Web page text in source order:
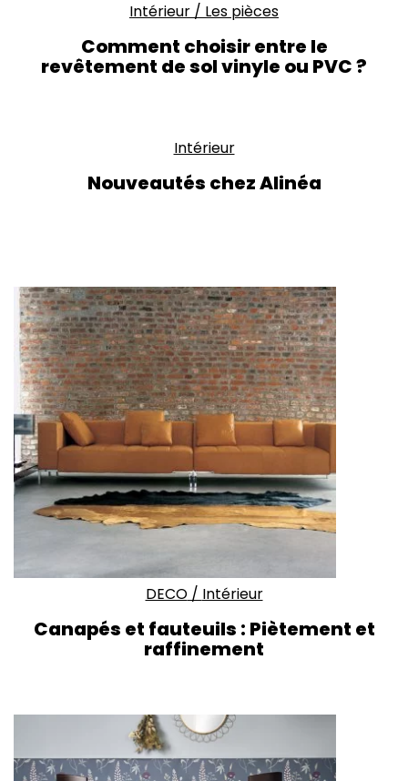
Intérieur / Les pièces
Comment choisir entre le
revêtement de sol vinyle ou PVC ?
Intérieur
Nouveautés chez Alinéa
DECO/ Intérieur
Canapés et fauteuils : Piètement et
raffinement